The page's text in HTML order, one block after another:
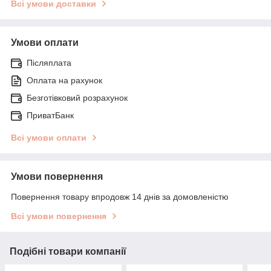
Всі умови доставки
Умови оплати
Післяплата
Оплата на рахунок
Безготівковий розрахунок
ПриватБанк
Всі умови оплати
Умови повернення
Повернення товару впродовж 14 днів за домовленістю
Всі умови повернення
Подібні товари компанії